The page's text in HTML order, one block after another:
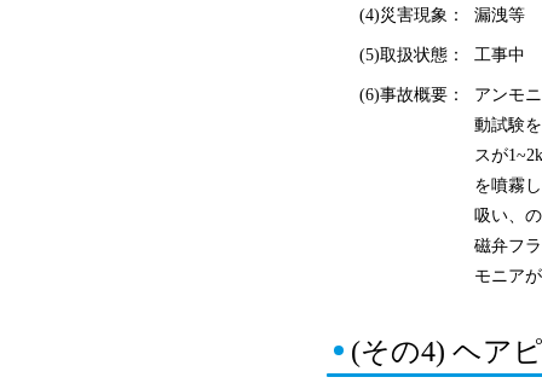
(4)災害現象： 漏洩等
(5)取扱状態： 工事中
(6)事故概要：
アンモ
動試験
スが
を噴霧
吸い、
磁弁フ
モニア
(その4) ヘア